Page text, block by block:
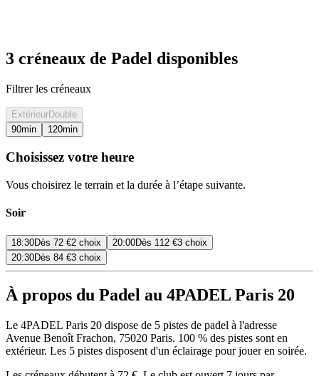
3 créneaux de Padel disponibles
Filtrer les créneaux
ExtérieurDouble
90min 120min
Choisissez votre heure
Vous choisirez le terrain et la durée à l’étape suivante.
Soir
18:30Dès 72 €2 choix 20:00Dès 112 €3 choix
20:30Dès 84 €3 choix
À propos du Padel au 4PADEL Paris 20
Le 4PADEL Paris 20 dispose de 5 pistes de padel à l'adresse
Avenue Benoît Frachon, 75020 Paris. 100 % des pistes sont en
extérieur. Les 5 pistes disposent d'un éclairage pour jouer en soirée.